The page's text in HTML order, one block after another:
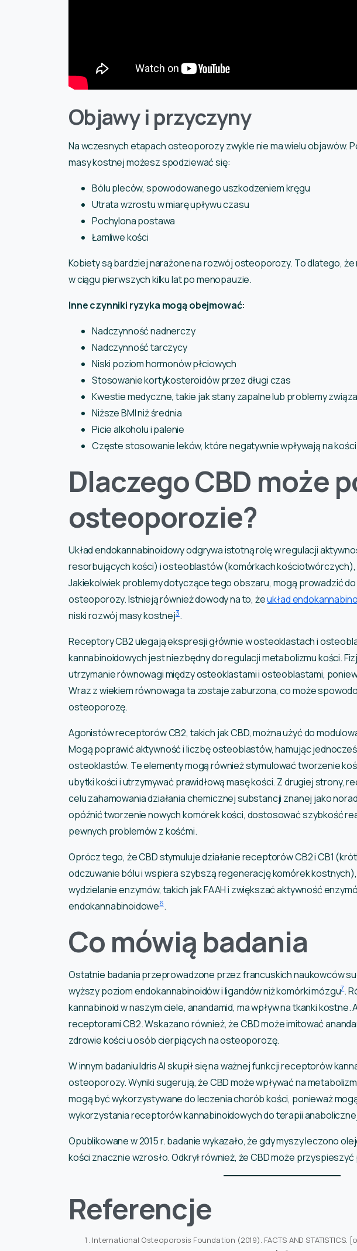
Objawy i przyczyny
Na wczesnych etapach osteoporozy zwykle nie ma wielu objawów.
masy kostnej możesz spodziewać się:
Bólu pleców, spowodowanego uszkodzeniem kręgu
Utrata wzrostu w miarę upływu czasu
Pochylona postawa
Łamliwe kości
Kobiety są bardziej narażone na rozwój osteoporozy. To dlatego,
w ciągu pierwszych kilku lat po menopauzie.
Inne czynniki ryzyka mogą obejmować:
Nadczynność nadnerczy
Nadczynność tarczycy
Niski poziom hormonów płciowych
Stosowanie kortykosteroidów przez długi czas
Kwestie medyczne, takie jak stany zapalne lub problemy
Niższe BMI niż średnia
Picie alkoholu i palenie
Częste stosowanie leków, które negatywnie wpływają na
Dlaczego CBD może
osteoporozie?
Układ endokannabinoidowy odgrywa istotną rolę w regulacji
resorbujących kości) i osteoblastów (komórkach kościotwórczych),
Jakiekolwiek problemy dotyczące tego obszaru, mogą prowadzić
osteoporozy. Istnieją również dowody na to, żeukład
niski rozwój masy kostnej3.
Receptory CB2 ulegają ekspresji głównie w osteoklastach i
kannabinoidowych jest niezbędny do regulacji metabolizmu kości.
utrzymanie równowagi między osteoklastami i osteoblastami,
Wraz z wiekiem równowaga ta zostaje zaburzona, co może
osteoporozę.
Agonistów receptorów CB2, takich jak CBD, można użyć do
Mogą poprawić aktywność i liczbę osteoblastów, hamując
osteoklastów. Te elementy mogą również stymulować tworzenie
ubytki kości i utrzymywać prawidłową masę kości. Z drugiej strony,
celu zahamowania działania chemicznej substancji znanej jako
opóźnić tworzenie nowych komórek kości, dostosować szybkość
pewnych problemów z kośćmi.
Oprócz tego, że CBD stymuluje działanie receptorów CB2 i CB1
odczuwanie bólu i wspiera szybszą regenerację komórek
wydzielanie enzymów, takich jak FAAH i zwiększać aktywność
endokannabinoidowe6.
Co mówią badania
Ostatnie badania przeprowadzone przez francuskich naukowców
wyższy poziom endokannabinoidów i ligandów niż komórki mózgu7.
kannabinoid w naszym ciele, anandamid, ma wpływ na tkanki kostne.
receptorami CB2. Wskazano również, że CBD może imitować
zdrowie kości u osób cierpiących na osteoporozę.
W innym badaniu Idris Al skupił się na ważnej funkcji receptorów
osteoporozy. Wyniki sugerują, że CBD może wpływać na
mogą być wykorzystywane do leczenia chorób kości, ponieważ
wykorzystania receptorów kannabinoidowych do terapii
Opublikowane w 2015 r. badanie wykazało, że gdy myszy leczono
kości znacznie wzrosło. Odkrył również, że CBD może
Referencje
International Osteoporosis Foundation (2019). FACTS AND STATISTICS.